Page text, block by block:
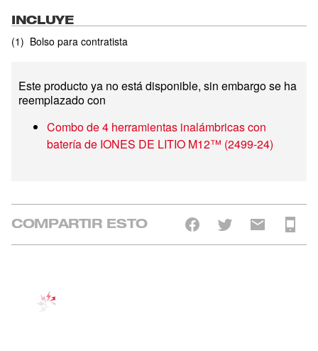
INCLUYE
(1) Bolso para contratista
Este producto ya no está disponible, sin embargo se ha
reemplazado con
Combo de 4 herramientas inalámbricas con
batería de IONES DE LITIO M12™ (2499-24)
COMPARTIR ESTO